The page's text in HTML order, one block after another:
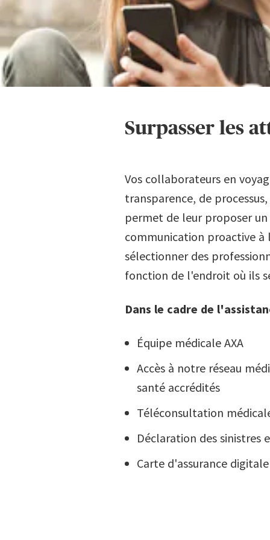
Surpasser les
Vos collaborateurs en
transparence, de
permet de leur proposer
communication proactive
sélectionner des
fonction de l'endroit où ils
Dans le cadre de
Équipe médicale AXA
Accès à notre réseau
santé accrédités
Téléconsultation
Déclaration des sinistres
Carte d'assurance digitale